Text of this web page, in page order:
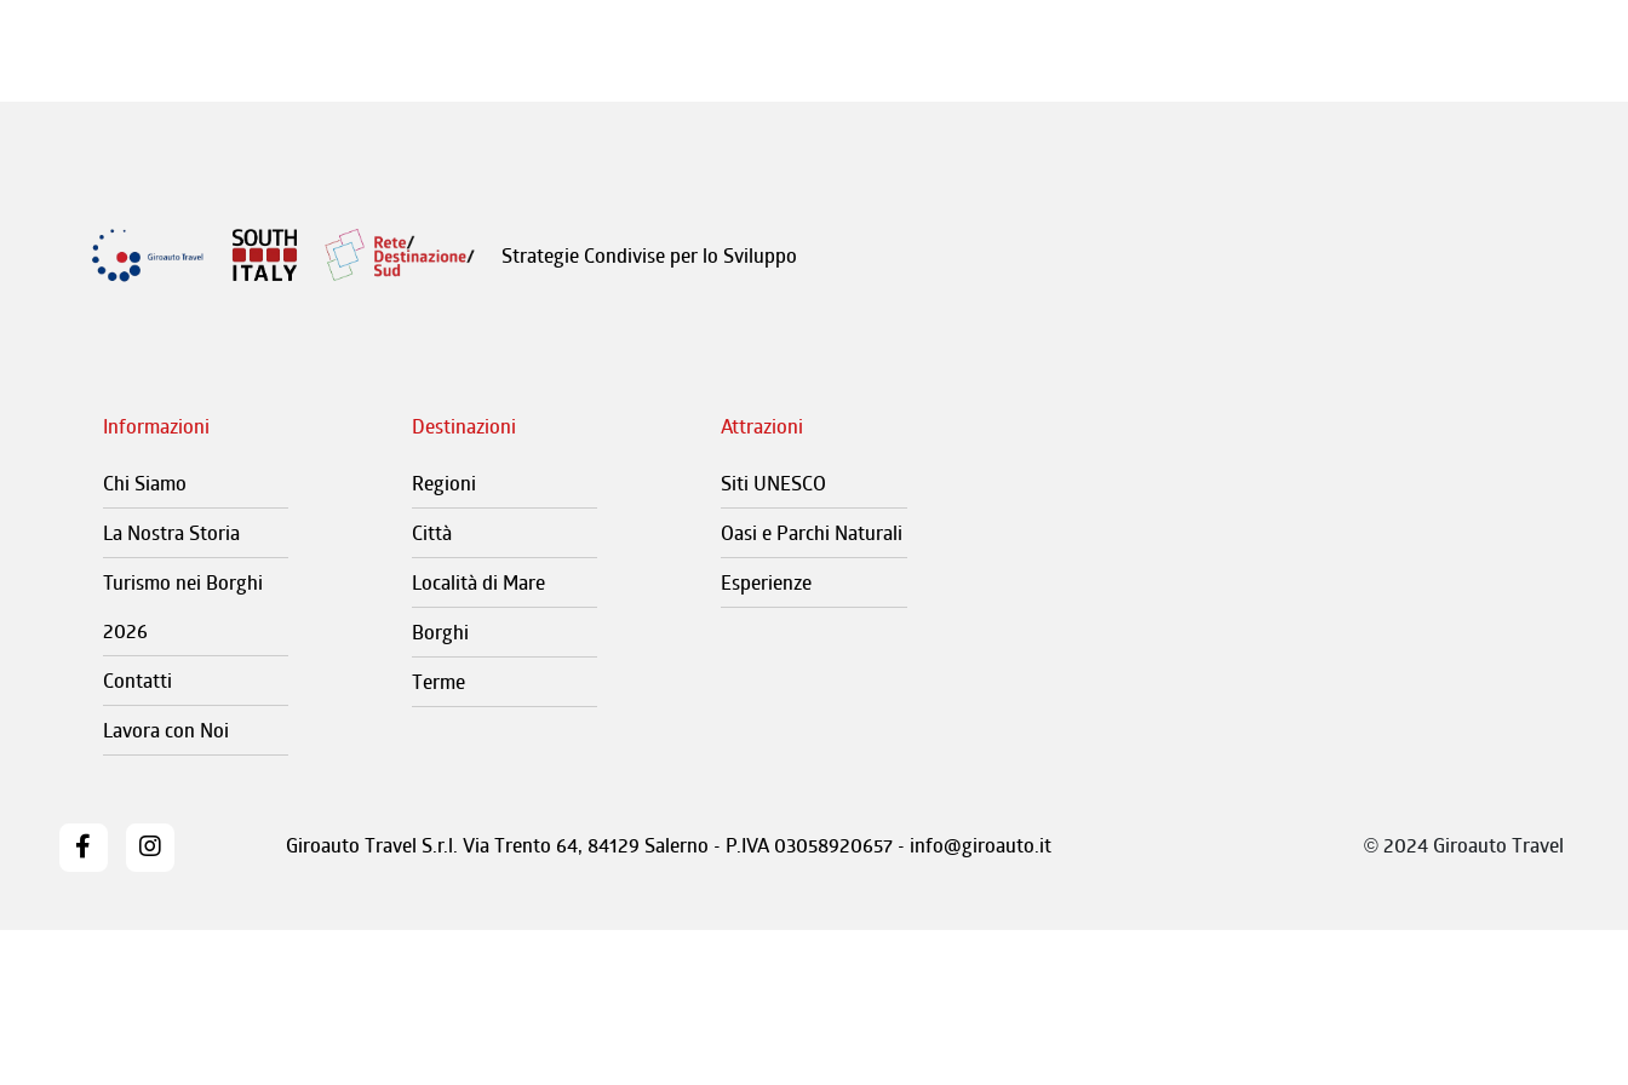
Strategie Condivise per lo Sviluppo
Informazioni
Chi Siamo
La Nostra Storia
Turismo nei Borghi
2026
Contatti
Lavora con Noi
Destinazioni
Regioni
Città
Località di Mare
Borghi
Terme
Attrazioni
Siti UNESCO
Oasi e Parchi Naturali
Esperienze
Giroauto Travel S.r.l. Via Trento 64, 84129 Salerno - P.IVA 03058920657 - info@giroauto.it ©2024 Giroauto Travel